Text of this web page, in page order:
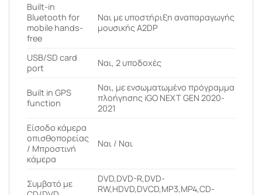
Built-in
Bluetooth for
mobile hands-
free
Ναι με υποστήριξη αναπαραγωγής
μουσικής A2DP
USB/SD card
port
Ναι, 2 υποδοχές
Built in GPS
function
Ναι, με ενσωματωμένο πρόγραμμα
πλοήγησης iGO NEXT GEN 2020-
2021
Είσοδο κάμερα
οπισθοπορείας
/ Μπροστινή
κάμερα
Ναι / Ναι
Συμβατό με
DVD,DVD-R,DVD-
RW,HDVD,DVCD,MP3,MP4,CD-